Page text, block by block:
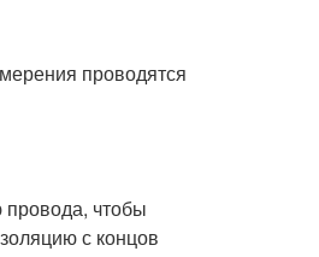
проводятся
чтобы
с концов